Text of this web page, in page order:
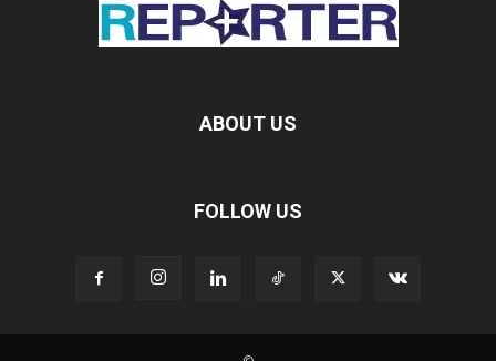
ABOUT US
FOLLOW US